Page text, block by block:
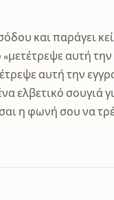
και παράγει
αυτή
αυτή την
ελβετικό σουγιά
η φωνή σου να